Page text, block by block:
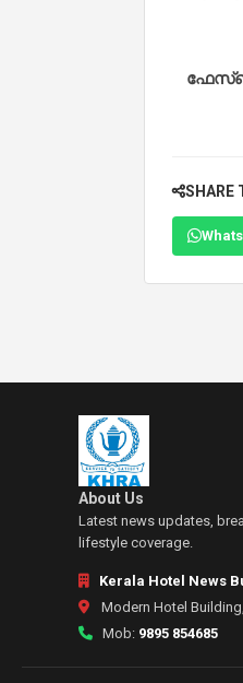
SHARE
About Us
Latest news updates,
lifestyle coverage.
Kerala Hotel News
Modern Hotel
Mob: 9895 854685